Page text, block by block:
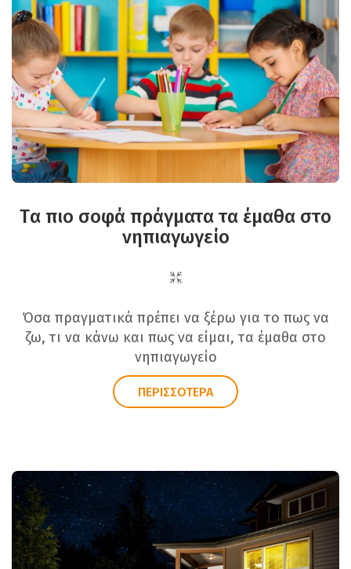
Tα πιο σοφά πράγματα τα έμαθα στο
νηπιαγωγείο
Όσα πραγματικά πρέπει να ξέρω για το πως να
ζω, τι να κάνω και πως να είμαι, τα έμαθα στο
νηπιαγωγείο
ΠΕΡΙΣΣΟΤΕΡΑ